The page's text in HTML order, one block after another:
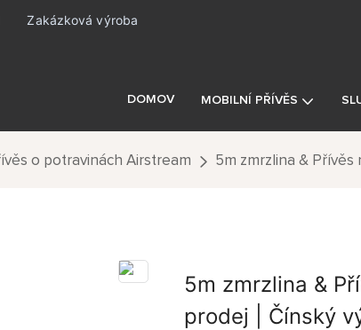
Zakázková výroba
DOMOV MOBILNÍ PŘÍVĚS
o potravinách Airstream 5m zmrzlina & Přívěs
5m zmrzlina &
prodej | Čínský